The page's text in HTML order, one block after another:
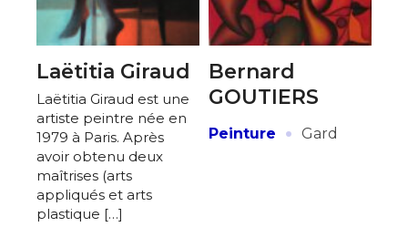
Laëtitia Giraud
Laëtitia Giraud est une
artiste peintre née en
1979 à Paris. Après
avoir obtenu deux
maîtrises (arts
appliqués et arts
plastique […]
Bernard
GOUTIERS
Peinture · Gard